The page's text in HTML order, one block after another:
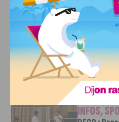
DFCO : RENCONTRE AVEC
L’ARTISAN DE LA MONTÉE
INFOS,